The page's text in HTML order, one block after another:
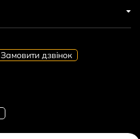
Замовити дзвінок